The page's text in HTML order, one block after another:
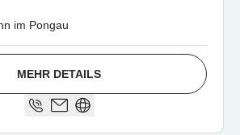
im Pongau
MEHR DETAILS